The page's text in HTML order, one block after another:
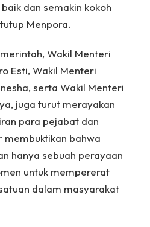
dan semakin kokoh
Menpora.
Wakil Menteri
Esti, Wakil Menteri
serta Wakil Menteri
juga turut merayakan
para pejabat dan
bahwa
hanya sebuah perayaan
untuk mempererat
dalam masyarakat